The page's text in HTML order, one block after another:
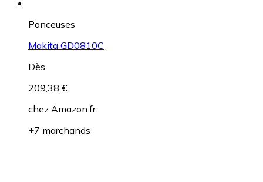
Ponceuses
Makita GD0810C
Dès
209,38 €
chez Amazon.fr
+7 marchands